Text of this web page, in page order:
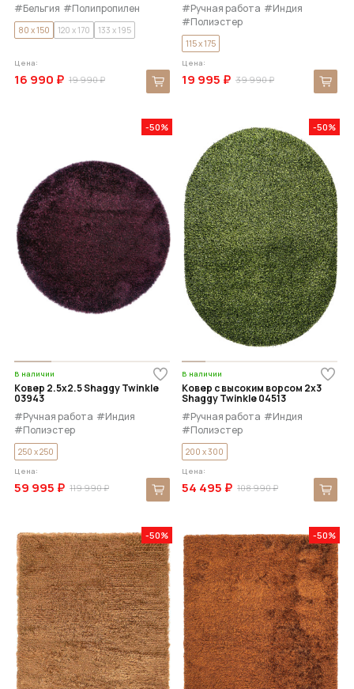
#Бельгия #Полипропилен
80 x 150 120 x 170 133 x 195
Цена:
19 990 ₽
16 990 ₽
#Ручная работа #Индия
#Полиэстер
115 x 175
Цена:
39 990 ₽
19 995 ₽
-50%
В наличии
Ковер 2.5x2.5 Shaggy Twinkle
03943
#Ручная работа #Индия
#Полиэстер
250 x 250
Цена:
119 990 ₽
59 995 ₽
-50%
В наличии
Ковер с высоким ворсом 2x3
Shaggy Twinkle 04513
#Ручная работа #Индия
#Полиэстер
200 x 300
Цена:
108 990 ₽
54 495 ₽
-50% -50%